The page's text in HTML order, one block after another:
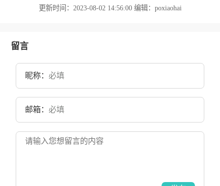
更新时间：2023-08-02 14:56:00 编辑：poxiaohai
留言
昵称：
邮箱：